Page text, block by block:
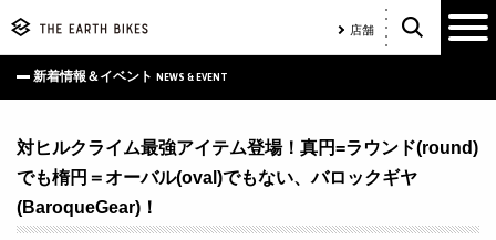
店舗
新着情報＆イベント NEWS & EVENT
対ヒルクライム最強アイテム登場！真円=ラウンド(round)
でも楕円＝オーバル(oval)でもない、バロックギヤ
(BaroqueGear)！